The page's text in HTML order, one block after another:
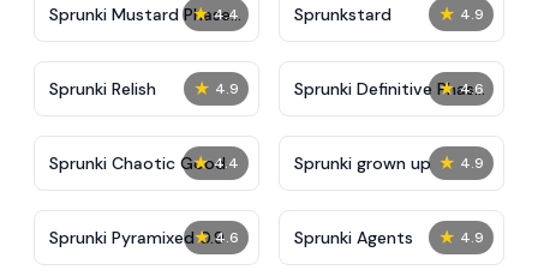
★ 4.4
Sprunki Mustard Phase
2
★ 4.9
Sprunkstard
★ 4.9
Sprunki Relish ★ 4.6
Sprunki Definitive Phase
7
★ 4.4
Sprunki Chaotic Good ★ 4.9
Sprunki grown up
★ 4.6
Sprunki Pyramixed 0.9 ★ 4.9
Sprunki Agents